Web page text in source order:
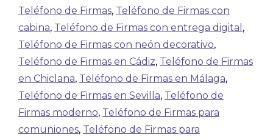
Teléfono de Firmas, Teléfono de Firmas con
cabina, Teléfono de Firmas con entrega digital ,
Teléfono de Firmas con neón decorativo,
Teléfono de Firmas en Cádiz, Teléfono de Firmas
en Chiclana, Teléfono de Firmas en Málaga,
Teléfono de Firmas en Sevilla, Teléfono de
Firmas moderno, Teléfono de Firmas para
comuniones, Teléfono de Firmas para